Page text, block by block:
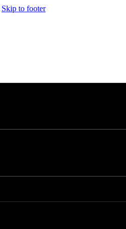
Skip to footer